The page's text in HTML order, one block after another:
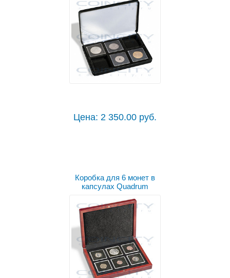
Цена: 2 350.00 руб.
Коробка для 6 монет в
капсулах Quadrum